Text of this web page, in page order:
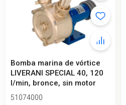
Bomba marina de vórtice
LIVERANI SPECIAL 40, 120
l/min, bronce, sin motor
51074000